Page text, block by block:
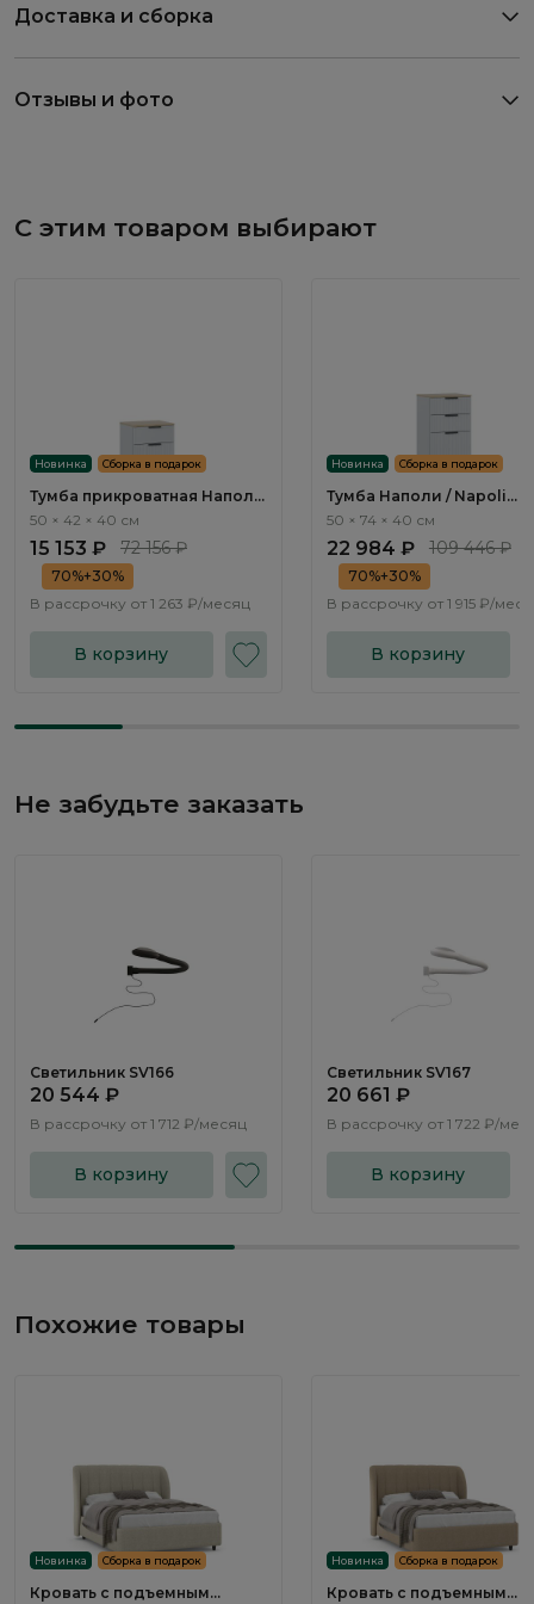
Доставка и сборка
Отзывы и фото
С этим товаром выбирают
Новинка Сборка в подарок
Тумба прикроватная Наполи
/ Napoli NP001.2
50 × 42 × 40 см
15 153 ₽ 72 156 ₽
70%+30%
В рассрочку от 1 263 ₽/месяц
В корзину
Новинка Сборка в подарок
Тумба Наполи / Napoli
NP005.2
50 × 74 × 40 см
22 984 ₽ 109 446 ₽
70%+30%
В рассрочку от 1 915 ₽/
В корзину
Не забудьте заказать
Светильник SV166
20 544 ₽
В рассрочку от 1 712 ₽/месяц
В корзину
Светильник SV167
20 661 ₽
В рассрочку от 1 722 ₽/
В корзину
Похожие товары
Новинка Сборка в подарок
Кровать с подъемным
Новинка Сборка в подарок
Кровать с подъемным